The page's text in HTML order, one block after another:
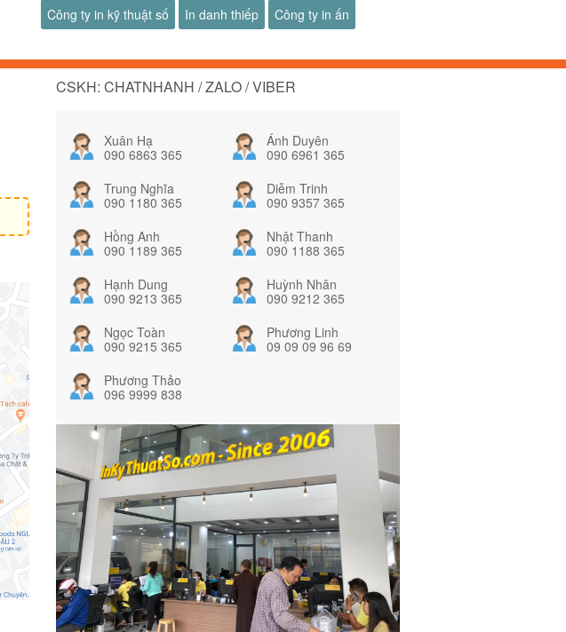
Công ty in kỹ thuật số
In danh thiếp Công ty in ấn
CSKH: CHATNHANH / ZALO / VIBER
Xuân Hạ
090 6863 365
Ánh Duyên
090 6961 365
Trung Nghĩa
090 1180 365
Diễm Trinh
090 9357 365
Hồng Anh
090 1189 365
Nhật Thanh
090 1188 365
Hạnh Dung
090 9213 365
Huỳnh Nhân
090 9212 365
Ngọc Toàn
090 9215 365
Phương Linh
09 09 09 96 69
Phương Thảo
096 9999 838